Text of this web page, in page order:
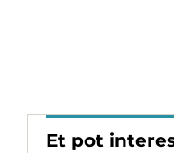
Et pot